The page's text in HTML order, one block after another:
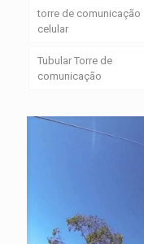
torre de comunicação
celular
Tubular Torre de
comunicação